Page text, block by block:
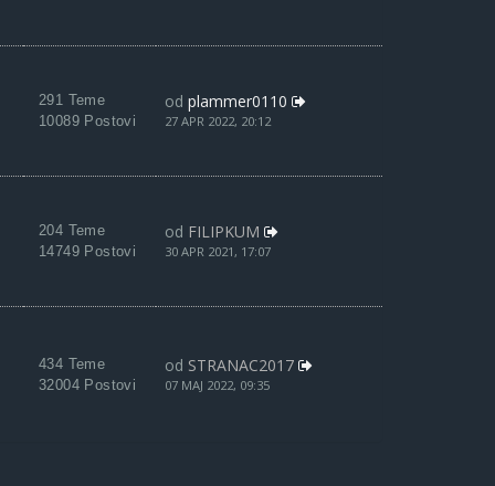
291 Teme
10089 Postovi
od plammer0110
27 APR 2022, 20:12
204 Teme
14749 Postovi
od FILIPKUM
30 APR 2021, 17:07
434 Teme
32004 Postovi
od STRANAC2017
07 MAJ 2022, 09:35